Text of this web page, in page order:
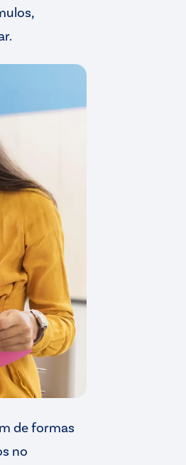
de formas
no